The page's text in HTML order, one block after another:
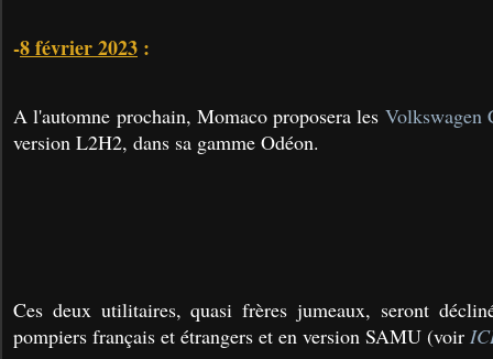
-8 février 2023 :
A l'automne prochain, Momaco proposera les Volkswagen
version L2H2, dans sa gamme Odéon.
Ces deux utilitaires, quasi frères jumeaux, seront
pompiers français et étrangers et en version SAMU (voir